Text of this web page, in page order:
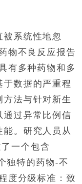
系统性地忽
物不良反应报告
有多种药物和多
数据的严重程
法与针对新生
通过异常比例信
。研究人员从
一个包含
独特的药物-不
度分级标准：致